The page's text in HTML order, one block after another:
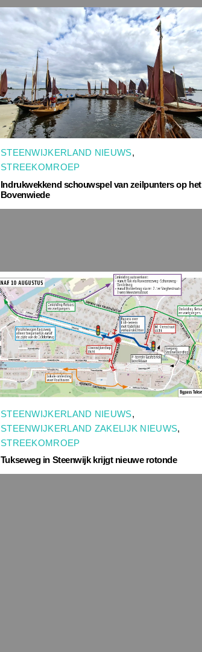
STEENWIJKERLAND NIEUWS,
STREEKOMROEP
Indrukwekkend schouwspel van zeilpunters op het
Bovenwiede
STEENWIJKERLAND NIEUWS,
STEENWIJKERLAND ZAKELIJK NIEUWS,
STREEKOMROEP
Tukseweg in Steenwijk krijgt nieuwe rotonde